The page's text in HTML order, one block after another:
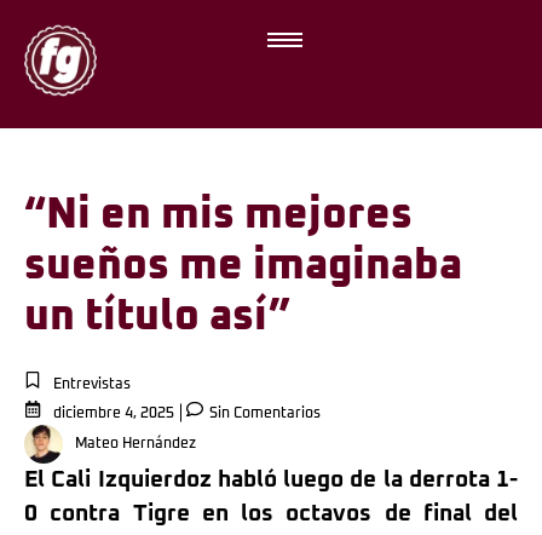
“Ni en mis mejores
sueños me imaginaba
un título así”
Entrevistas
diciembre 4, 2025
Sin Comentarios
Mateo Hernández
El Cali Izquierdoz habló luego de la derrota 1-
0 contra Tigre en los octavos de final del